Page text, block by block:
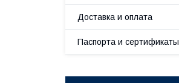
Доставка и оплата
Паспорта и сертификаты